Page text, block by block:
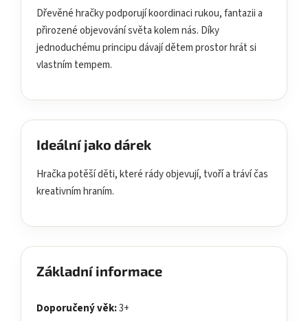
Dřevěné hračky podporují koordinaci rukou, fantazii a
přirozené objevování světa kolem nás. Díky
jednoduchému principu dávají dětem prostor hrát si
vlastním tempem.
Ideální jako dárek
Hračka potěší děti, které rády objevují, tvoří a tráví čas
kreativním hraním.
Základní informace
Doporučený věk:3+